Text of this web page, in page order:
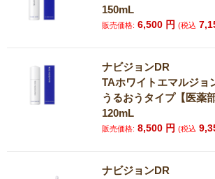
150mL
販売価格: 6,500 円(税込
ナビジョンDR
TAホワイトエマルジョ
うるおうタイプ【医薬
120mL
販売価格: 8,500 円(税込
ナビジョンDR